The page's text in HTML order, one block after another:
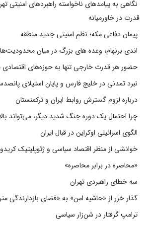
نگاهی به پیامدهای ناخواسته راهبردهای امنیتی
قدرت در خاورمیانه
پیمان دفاعی مکه؛ نظم امنیتی جدید منطقه
اندی برنهام؛ وعده های بزرگ در میان
حضور هر قدرت خارجی تنها به حوزه‌های
نبرد تمدنی در خلیج فارس و پایان استیلای
درباره لزوم گسترش روابط ایران و ترکمنستان
چرا احتمال یک دوره جنگ شدید دیگر، می‌تواند
الگوی اسرائیلی اوکراین در قبال ایران
خوانشی از منظر اقتصاد سیاسی و ژئوپلیتیک
«محاصره در برابر محاصره»
سه خطای راهبردی تهران
گذار خزر از «حاشیه امن» به «فضای بازدارندگی
ترامپ گرفتار در شن‌زار سیاسی